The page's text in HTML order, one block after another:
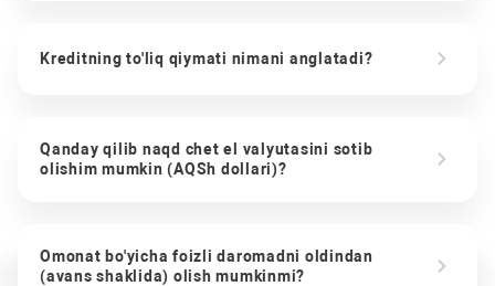
Kreditning to'liq qiymati nimani anglatadi?
Qanday qilib naqd chet el valyutasini sotib
olishim mumkin (AQSh dollari)?
Omonat bo'yicha foizli daromadni oldindan
(avans shaklida) olish mumkinmi?